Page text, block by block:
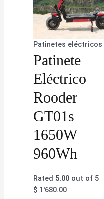
Patinetes eléctricos
Patinete
Eléctrico
Rooder
GT01s
1650W
960Wh
Rated 5.00 out of 5
$ 1'680.00